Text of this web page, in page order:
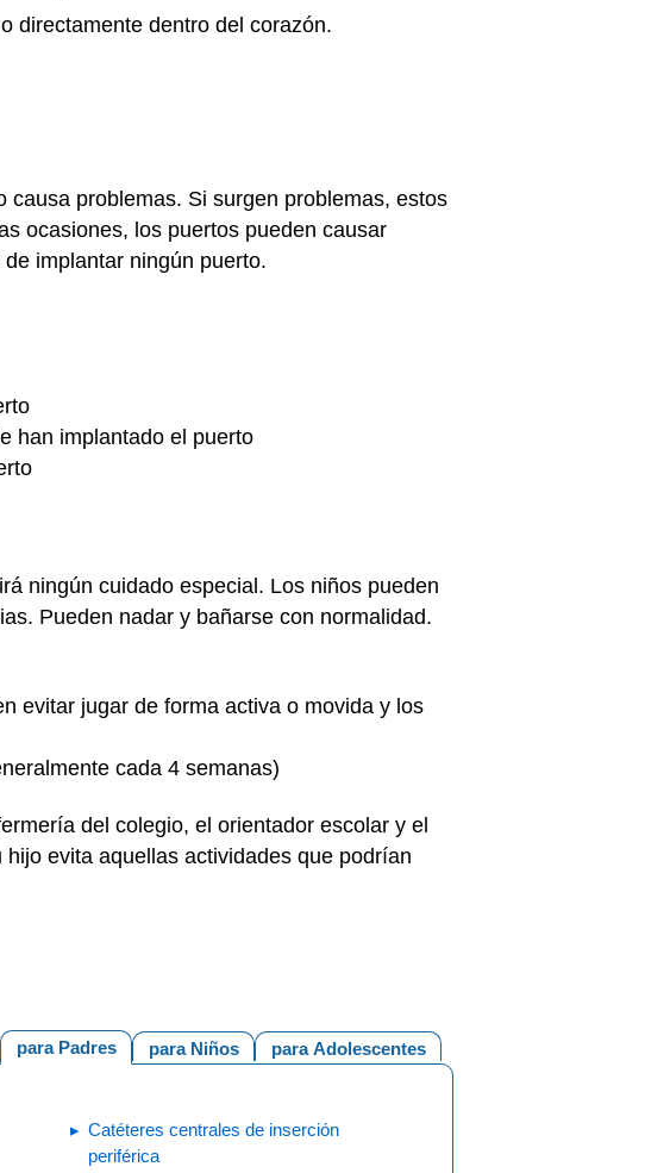
directamente dentro del corazón.
problemas. Si surgen problemas, estos
ocasiones, los puertos pueden causar
implantar ningún puerto.
han implantado el puerto
ningún cuidado especial. Los niños pueden
Pueden nadar y bañarse con normalidad.
evitar jugar de forma activa o movida y los
cada 4 semanas)
del colegio, el orientador escolar y el
evita aquellas actividades que podrían
para Adolescentes
para Niños
para Padres
Catéteres centrales de inserción
periférica